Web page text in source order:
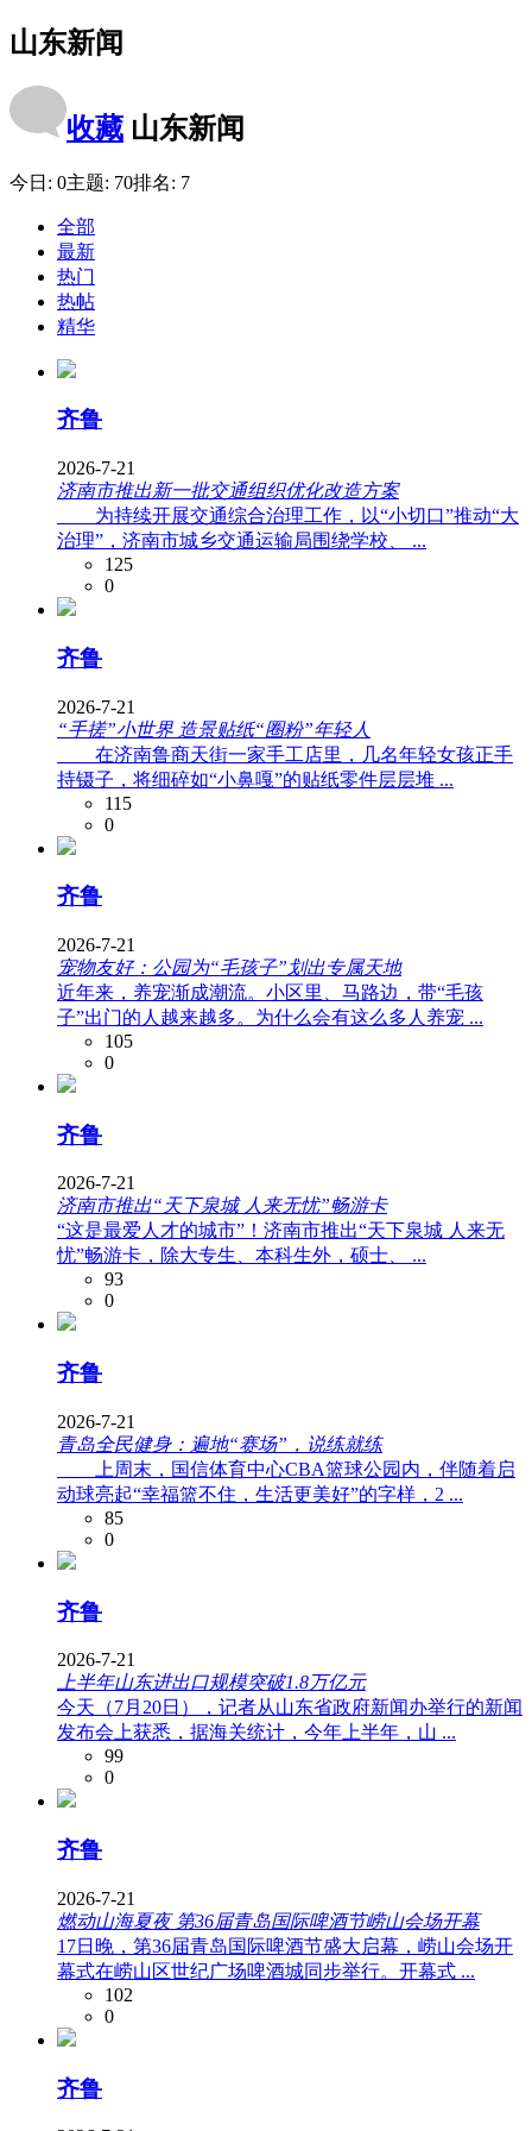
山东新闻
收藏 山东新闻
今日: 0主题: 70排名: 7
全部
最新
热门
热帖
精华
齐鲁
2026-7-21
济南市推出新一批交通组织优化改造方案
为持续开展交通综合治理工作，以“小切口”推动“大
治理”，济南市城乡交通运输局围绕学校、 ...
125
0
齐鲁
2026-7-21
“手搓”小世界 造景贴纸“圈粉”年轻人
在济南鲁商天街一家手工店里，几名年轻女孩正手
持镊子，将细碎如“小鼻嘎”的贴纸零件层层堆 ...
115
0
齐鲁
2026-7-21
宠物友好：公园为“毛孩子”划出专属天地
近年来，养宠渐成潮流。小区里、马路边，带“毛孩
子”出门的人越来越多。为什么会有这么多人养宠 ...
105
0
齐鲁
2026-7-21
济南市推出“天下泉城 人来无忧”畅游卡
“这是最爱人才的城市”！济南市推出“天下泉城 人来无
忧”畅游卡，除大专生、本科生外，硕士、 ...
93
0
齐鲁
2026-7-21
青岛全民健身：遍地“赛场”，说练就练
上周末，国信体育中心CBA篮球公园内，伴随着启
动球亮起“幸福篮不住，生活更美好”的字样，2 ...
85
0
齐鲁
2026-7-21
上半年山东进出口规模突破1.8万亿元
今天（7月20日），记者从山东省政府新闻办举行的新闻
发布会上获悉，据海关统计，今年上半年，山 ...
99
0
齐鲁
2026-7-21
燃动山海夏夜 第36届青岛国际啤酒节崂山会场开幕
17日晚，第36届青岛国际啤酒节盛大启幕，崂山会场开
幕式在崂山区世纪广场啤酒城同步举行。开幕式 ...
102
0
齐鲁